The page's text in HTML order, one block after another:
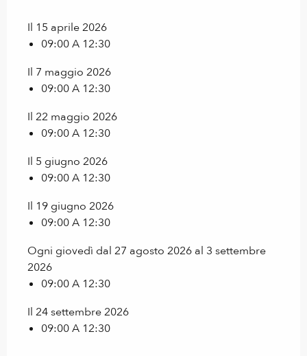
Il 15 aprile 2026
09:00 A 12:30
Il 7 maggio 2026
09:00 A 12:30
Il 22 maggio 2026
09:00 A 12:30
Il 5 giugno 2026
09:00 A 12:30
Il 19 giugno 2026
09:00 A 12:30
Ogni giovedì dal 27 agosto 2026 al 3 settembre
2026
09:00 A 12:30
Il 24 settembre 2026
09:00 A 12:30